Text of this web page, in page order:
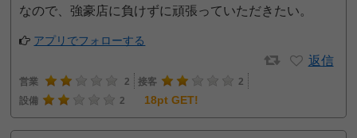
なので、強豪店に負けずに頑張っていただきたい。
アプリでフォローする
返信
営業 2 接客
2
設備
2 18pt GET!